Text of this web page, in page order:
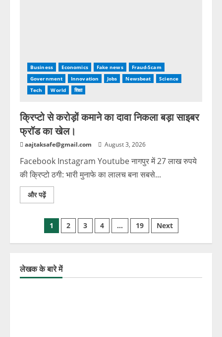
Business Economics Fake news
Fraud-Scam
Government
Innovation Jobs Newsbeat
Science
Tech
World शिक्षा
क्रिप्टो से करोड़ों कमाने का दावा निकला बड़ा साइबर
फ्रॉड का खेल।
aajtaksafe@gmail.com August 3, 2026
Facebook Instagram Youtube नागपुर में 27 लाख रुपये
की क्रिप्टो ठगी: भारी मुनाफे का लालच बना सबसे...
और पढ़ें
1 2 3 4 … 19 Next
लेखक के बारे में